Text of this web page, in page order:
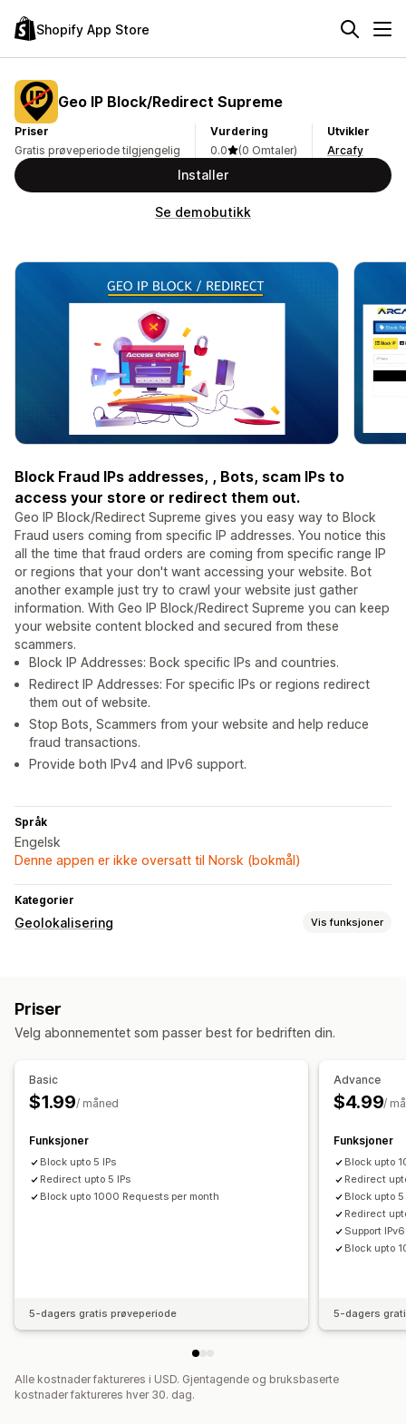
Shopify App Store
Geo IP Block/Redirect Supreme
Priser
Gratis prøveperiode tilgjengelig
Vurdering
0.0
(0 Omtaler)
Utvikler
Arcafy
Installer
Se demobutikk
Block Fraud IPs addresses, , Bots, scam IPs to
access your store or redirect them out.
Geo IP Block/Redirect Supreme gives you easy way to Block
Fraud users coming from specific IP addresses. You notice this
all the time that fraud orders are coming from specific range IP
or regions that your don't want accessing your website. Bot
another example just try to crawl your website just gather
information. With Geo IP Block/Redirect Supreme you can keep
your website content blocked and secured from these
scammers.
Block IP Addresses: Bock specific IPs and countries.
Redirect IP Addresses: For specific IPs or regions redirect
them out of website.
Stop Bots, Scammers from your website and help reduce
fraud transactions.
Provide both IPv4 and IPv6 support.
Språk
Engelsk
Denne appen er ikke oversatt til Norsk (bokmål)
Kategorier
Geolokalisering Vis funksjoner
Priser
Velg abonnementet som passer best for bedriften din.
Basic
$1.99/ måned
Funksjoner
Block upto 5 IPs
Redirect upto 5 IPs
Block upto 1000 Requests per month
5-dagers gratis prøveperiode
Advance
$4.99/
Funksjoner
Block upto
Redirect
Block upto
Redirect
Support
Block upto
5-dagers
Alle kostnader faktureres i USD. Gjentagende og bruksbaserte
kostnader faktureres hver 30. dag.